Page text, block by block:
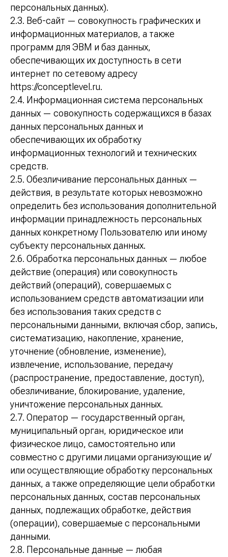
персональных данных).
2.3. Веб-сайт — совокупность графических и
информационных материалов, а также
программ для ЭВМ и баз данных,
обеспечивающих их доступность в сети
интернет по сетевому адресу
https://conceptlevel.ru.
2.4. Информационная система персональных
данных — совокупность содержащихся в базах
данных персональных данных и
обеспечивающих их обработку
информационных технологий и технических
средств.
2.5. Обезличивание персональных данных —
действия, в результате которых невозможно
определить без использования дополнительной
информации принадлежность персональных
данных конкретному Пользователю или иному
субъекту персональных данных.
2.6. Обработка персональных данных — любое
действие (операция) или совокупность
действий (операций), совершаемых с
использованием средств автоматизации или
без использования таких средств с
персональными данными, включая сбор, запись,
систематизацию, накопление, хранение,
уточнение (обновление, изменение),
извлечение, использование, передачу
(распространение, предоставление, доступ),
обезличивание, блокирование, удаление,
уничтожение персональных данных.
2.7. Оператор — государственный орган,
муниципальный орган, юридическое или
физическое лицо, самостоятельно или
совместно с другими лицами организующие и/
или осуществляющие обработку персональных
данных, а также определяющие цели обработки
персональных данных, состав персональных
данных, подлежащих обработке, действия
(операции), совершаемые с персональными
данными.
2.8. Персональные данные — любая